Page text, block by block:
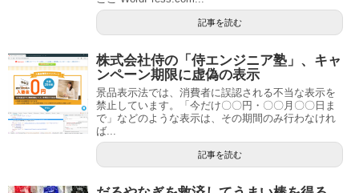
記事を読む
株式会社侍の「侍エンジニア塾」、キャ
ンペーン期限に虚偽の表示
景品表示法では、消費者に誤認される不当な表示を
禁止しています。「今だけ〇〇円・〇〇月〇〇日ま
で」などのような表示は、その期間のみ行わなけれ
ば...
記事を読む